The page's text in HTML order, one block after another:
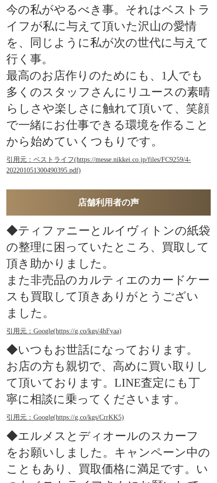
今の私がやるべき事。それはベストラ
イフが私に与えて頂いた沢山の愛情
を、同じように私が次の世代に与えて
行く事。
最高のお店作りのためにも、1人でも
多くのスタッフさんにリユースの素晴
らしさや楽しさに触れて頂いて、笑顔
で一緒にお仕事できる環境を作ること
から始めていくつもりです。
引用元：ベストライフ(https://messe.nikkei.co.jp/files/FC9259/4-
202201051300490395.pdf)
店舗利用者の声
◆ティファニーとルイヴィトンの紙袋
の整理に困っていたところ、買取して
頂き助かりました。
また非売品のカルティエのカードケー
スも買取して頂きありがとうござい
ました。
引用元：Google(https://g.co/kgs/4hFyaa)
◆いつもお世話になっております。
お店の方も親切で、高めに買い取りし
て頂いております。LINE査定にも丁
寧に相談に乗ってくださいます。
引用元：Google(https://g.co/kgs/CrrKK5)
◆エルメスとディオールのスカーフ
をお願いしました。キャンペーン中の
こともあり、買取価格に満足です。い